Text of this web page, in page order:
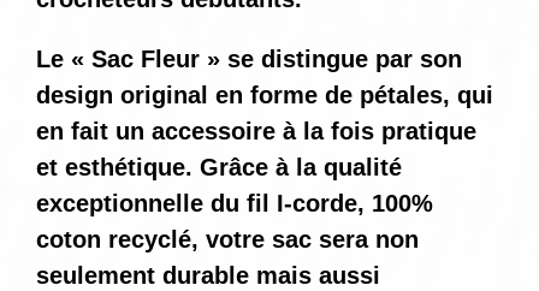
Le « Sac Fleur » se distingue par son
design original en forme de pétales, qui
en fait un accessoire à la fois pratique
et esthétique. Grâce à la qualité
exceptionnelle du fil I-corde, 100%
coton recyclé, votre sac sera non
seulement durable mais aussi